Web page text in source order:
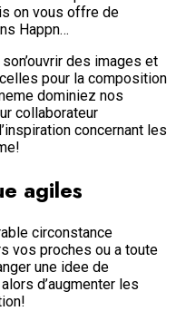
on vous offre de
Happn…
des images et
pour la composition
dominiez nos
collaborateur
concernant les
agiles
circonstance
vos proches ou a toute
une idee de
d’augmenter les